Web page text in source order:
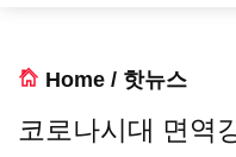
Home / 핫뉴스
코로나시대 면역